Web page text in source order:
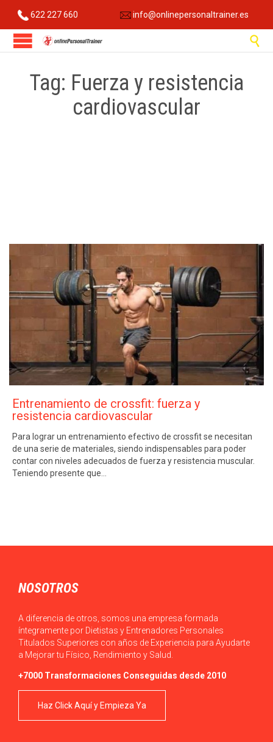
622 227 660 info@onlinepersonaltrainer.es

Tag: Fuerza y resistencia
cardiovascular
Entrenamiento de crossfit: fuerza y
resistencia cardiovascular
Para lograr un entrenamiento efectivo de crossfit se necesitan
de una serie de materiales, siendo indispensables para poder
contar con niveles adecuados de fuerza y resistencia muscular.
Teniendo presente que…
NOSOTROS
A diferencia de otros, somos una empresa formada
íntegramente por Dietistas y Entrenadores Personales
Titulados Superiores con años de Experiencia para Ayudarte
a Mejorar tu Físico, Rendimiento y Salud.
+7000 Transformaciones Conseguidas desde 2010
Haz Click Aquí y Empieza Ya